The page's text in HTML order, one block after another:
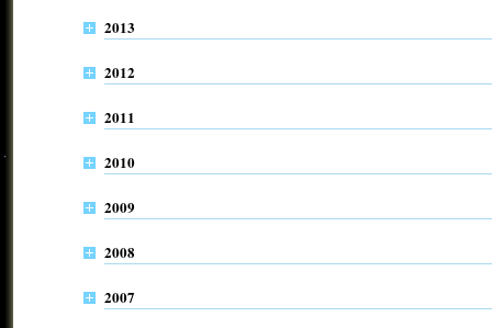
2013
2012
2011
2010
2009
2008
2007